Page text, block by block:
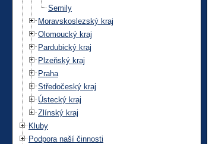
Semily
Moravskoslezský kraj
Olomoucký kraj
Pardubický kraj
Plzeňský kraj
Praha
Středočeský kraj
Ústecký kraj
Zlínský kraj
Kluby
Podpora naší činnosti